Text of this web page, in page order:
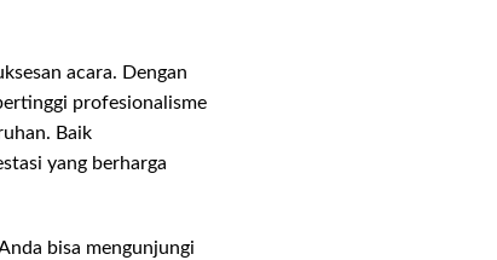
acara. Dengan
profesionalisme
Baik
yang berharga
bisa mengunjungi